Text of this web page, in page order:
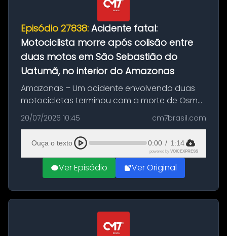
Episódio 27838: Acidente fatal:
Motociclista morre após colisão entre
duas motos em São Sebastião do
Uatumã, no interior do Amazonas
Amazonas – Um acidente envolvendo duas
motocicletas terminou com a morte de Osmar
Figueiredo de Souza, de 38 anos, no município
de São Sebastião do Uatumã, no interior do
Amazonas. A colisão ocorreu n...
20/07/2026 10:45 cm7brasil.com
Ouça o texto 0:00 / 1:14
powered by VOICEXPRESS
Ver Episódio Ver Original